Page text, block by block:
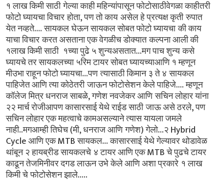
१ लाख किमी साठी गेल्या काही महिन्यांपासून फोटोसाठीवेगळा काहीतरी
फोटो घ्यायचा विचार होता,पण तो काय असेल हे प्रत्यक्ष कृती रुपात
येत नव्हते....सायकल घेऊन सायकल सोबत फोटो घ्यायचा की काय
याचा विचार करत असताना एक वेगळीच डोक्यात कल्पना आली की
१लाख किमी साठी १च्या पुढे ५ शुन्यअसतात...मग पाच शुन्य कसे
घ्यायचे तर सायकलच्या ५रिम टायर सोबत घ्यायच्याआणि १ म्हणून
मीउभा राहून फोटो घ्यायचा...पण त्यासाठी किमान ३ ते ४ सायकल
पाहिजेत आणि त्या कोठेतरी जाऊन फोटोसेशन केले पाहिजे....म्हणून
कॉलेज मित्र धनराज साबळे,गणेश नवजेकर आणि सचिन लोहार यांना
२२ मार्च रोजीआपण कासारसाई येथे राईड साठी जाऊ असे ठरले,पण
सचिन लोहार एक महत्वाचे कामअसल्याने त्यास यायला जमले
नाही..मगआम्ही तिघेच(मी, धनराज आणि गणेश)गेलो...२ Hybrid
Cycle आणि एकMTBसायकल...कासारसाई येथे गेल्यावर थोडावेळ
थांबून २ हायब्रीड सायकलचे ४ टायर आणि एकMTBचे पुढचे टायर
काढून तेजमिनीवर दगड लाऊन उभे केले आणि अशा प्रकारे १ लाख
किमी चे फोटोसेशन झाले.....